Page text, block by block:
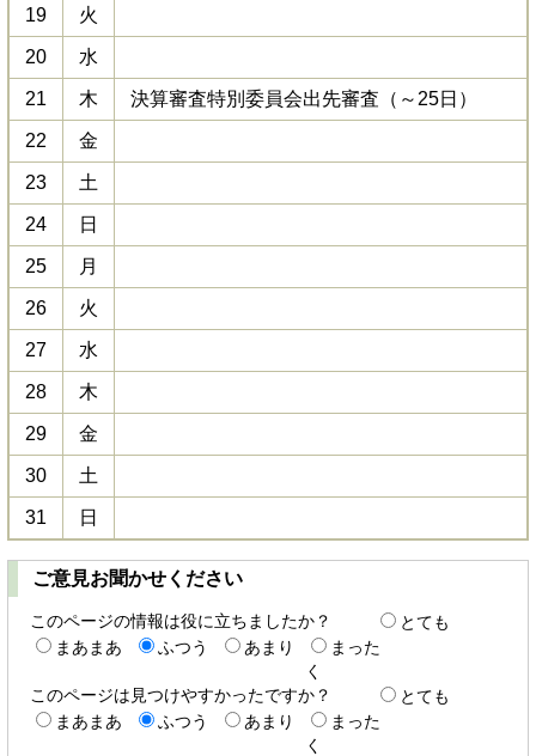
19 火
20 水
21 木 決算審査特別委員会出先審査（～25日）
22 金
23 土
24 日
25 月
26 火
27 水
28 木
29 金
30 土
31 日
ご意見お聞かせください
このページの情報は役に立ちましたか？
とても
まあまあ
ふつう あまり
まった
く
このページは見つけやすかったですか？
とても
まあまあ
ふつう あまり
まった
く